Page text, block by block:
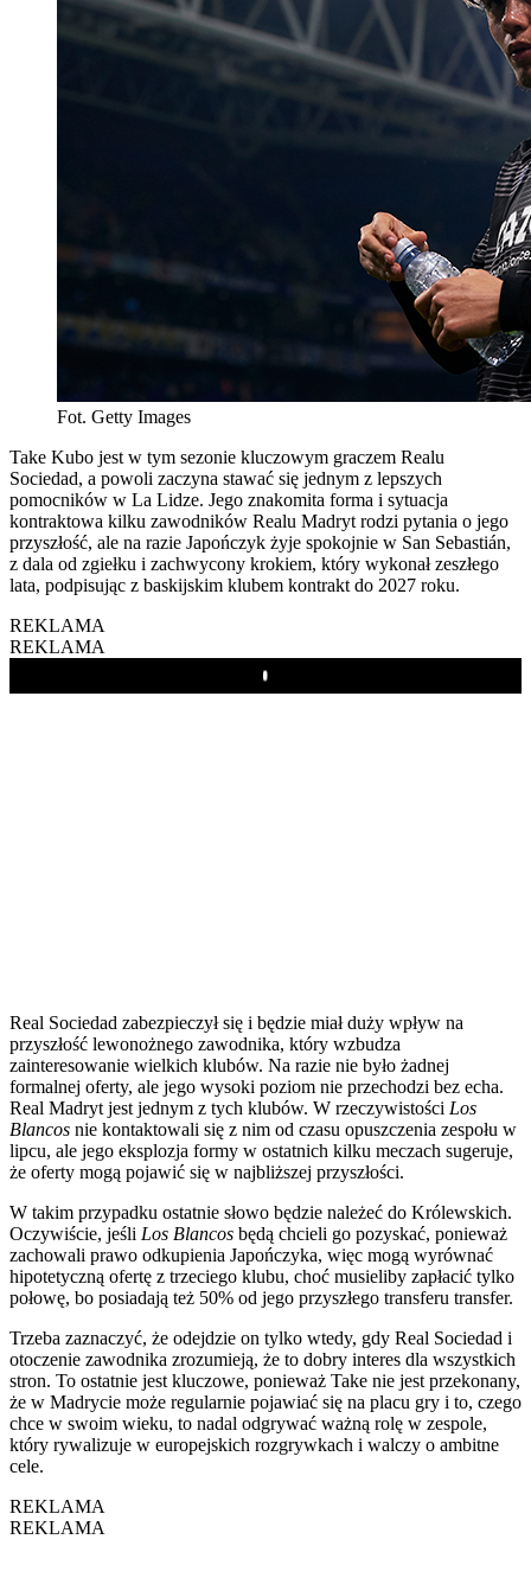
Fot. Getty Images
Take Kubo jest w tym sezonie kluczowym graczem Realu
Sociedad, a powoli zaczyna stawać się jednym z lepszych
pomocników w La Lidze. Jego znakomita forma i sytuacja
kontraktowa kilku zawodników Realu Madryt rodzi pytania o jego
przyszłość, ale na razie Japończyk żyje spokojnie w San Sebastián,
z dala od zgiełku i zachwycony krokiem, który wykonał zeszłego
lata, podpisując z baskijskim klubem kontrakt do 2027 roku.
REKLAMA
REKLAMA
Play
Real Sociedad zabezpieczył się i będzie miał duży wpływ na
przyszłość lewonożnego zawodnika, który wzbudza
zainteresowanie wielkich klubów. Na razie nie było żadnej
formalnej oferty, ale jego wysoki poziom nie przechodzi bez echa.
Real Madryt jest jednym z tych klubów. W rzeczywistości Los
Blancos nie kontaktowali się z nim od czasu opuszczenia zespołu w
lipcu, ale jego eksplozja formy w ostatnich kilku meczach sugeruje,
że oferty mogą pojawić się w najbliższej przyszłości.
W takim przypadku ostatnie słowo będzie należeć do Królewskich.
Oczywiście, jeśli Los Blancos będą chcieli go pozyskać, ponieważ
zachowali prawo odkupienia Japończyka, więc mogą wyrównać
hipotetyczną ofertę z trzeciego klubu, choć musieliby zapłacić tylko
połowę, bo posiadają też 50% od jego przyszłego transferu transfer.
Trzeba zaznaczyć, że odejdzie on tylko wtedy, gdy Real Sociedad i
otoczenie zawodnika zrozumieją, że to dobry interes dla wszystkich
stron. To ostatnie jest kluczowe, ponieważ Take nie jest przekonany,
że w Madrycie może regularnie pojawiać się na placu gry i to, czego
chce w swoim wieku, to nadal odgrywać ważną rolę w zespole,
który rywalizuje w europejskich rozgrywkach i walczy o ambitne
cele.
REKLAMA
REKLAMA